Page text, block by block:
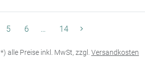
5 6 … 14
*) alle Preise inkl. MwSt, zzgl. Versandkosten